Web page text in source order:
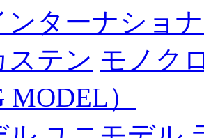
ンターナショ
ステン モノク
MODEL）